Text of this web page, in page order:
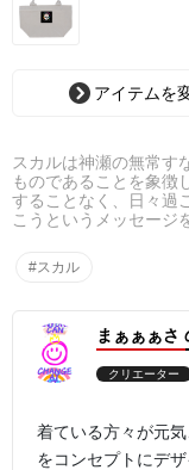
アイテムを
スカルは神瀬の無常す
ものであることを象徴
することなく、日々過
こうというメッセージ
#スカル
まぁぁぁさ
クリエーター
着ている方々が元
をコンセプトにデザ